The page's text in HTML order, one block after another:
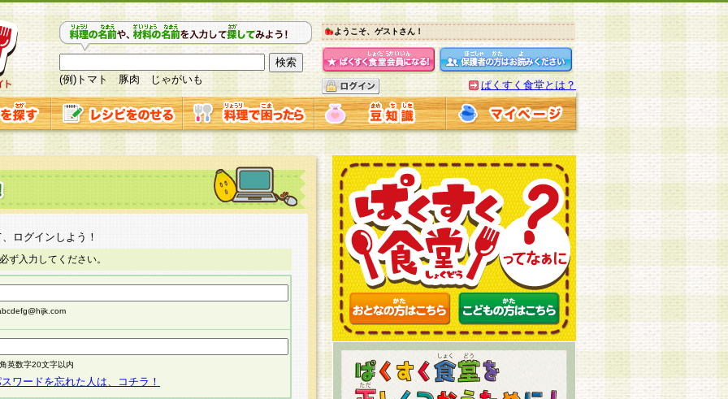
(例)トマト 豚肉 じゃがいも
ようこそ、ゲストさん！
ぱくすく食堂とは？
ログインしよう！
ず入力してください。
英数字20文字以内
ワードを忘れた人は、コチラ！